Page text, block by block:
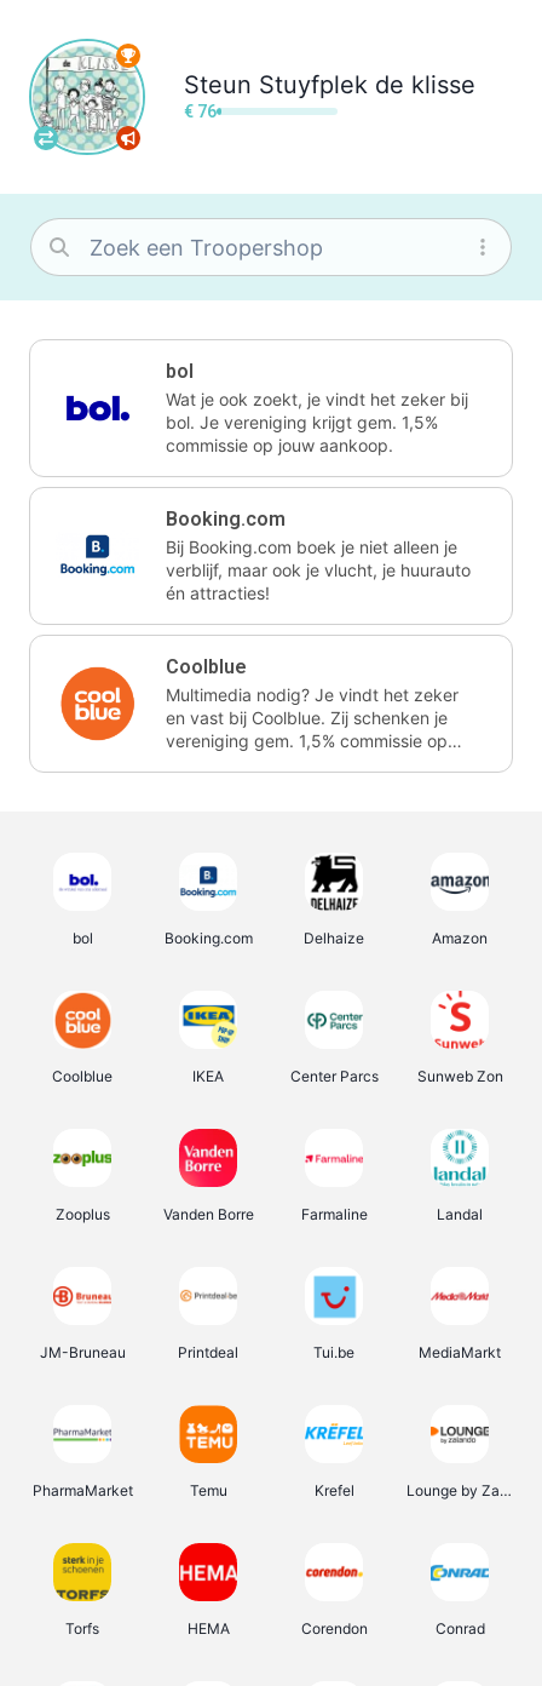
Steun Stuyfplek de klisse
€ 76
bol
Wat je ook zoekt, je vindt het zeker bij
bol. Je vereniging krijgt gem. 1,5%
commissie op jouw aankoop.
Booking.com
Bij Booking.com boek je niet alleen je
verblijf, maar ook je vlucht, je huurauto
én attracties!
Coolblue
Multimedia nodig? Je vindt het zeker
en vast bij Coolblue. Zij schenken je
vereniging gem. 1,5% commissie op
bol Booking.com Delhaize Amazon
Coolblue IKEA Center Parcs Sunweb Zon
Zooplus Vanden Borre Farmaline Landal
JM-Bruneau Printdeal Tui.be MediaMarkt
PharmaMarket Temu Krefel Lounge by Zalando
Torfs HEMA Corendon Conrad